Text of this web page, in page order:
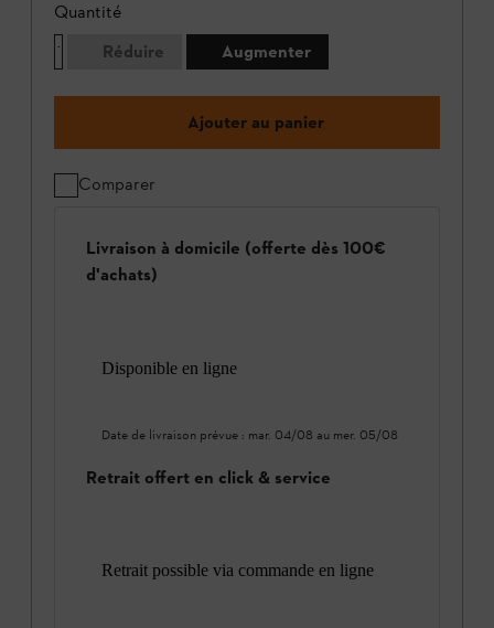
Quantité
Réduire
Augmenter
Ajouter au panier
Comparer
Livraison à domicile (offerte dès 100€
d'achats)
Disponible en ligne
Date de livraison prévue : mar. 04/08 au mer. 05/08
Retrait offert en click & service
Retrait possible via commande en ligne